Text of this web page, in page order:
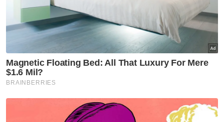
Menurutnya, semakan terhadap Cash
Transaction Report (CTR) dan Suspicious
Transaction Report (STR) melibatkan syarikat
yang dilantik di Malaysia serta pemilik syarikat
berkenaan juga tidak menemukan sebarang
transaksi mencurigakan yang boleh
mencetuskan siasatan lanjut.